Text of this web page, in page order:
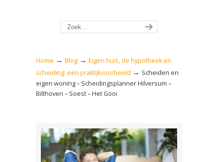
Home → Blog → Eigen huis, de hypotheek en
scheiding: een praktijkvoorbeeld → Scheiden en
eigen woning – Scheidingsplanner Hilversum –
Bilthoven – Soest – Het Gooi